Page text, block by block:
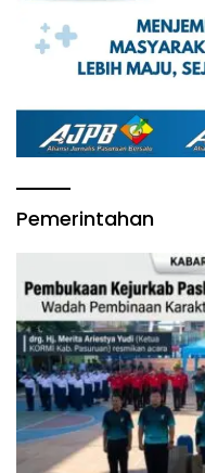
Pemerintahan